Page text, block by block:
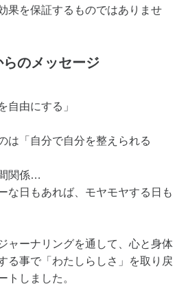
果を保証するものではありませ
のメッセージ
自由にする」
は「自分で自分を整えられる
関係…
な日もあれば、モヤモヤする日も
ャーナリングを通して、心と身体
る事で「わたしらしさ」を取り戻
トしました。